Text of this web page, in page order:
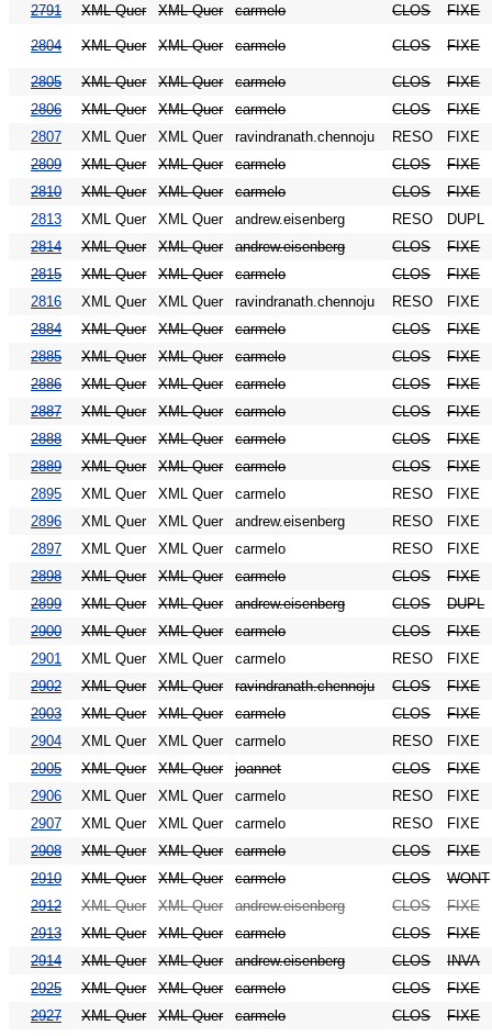
2791 XML Quer XML Quer carmelo CLOS FIXE
2804 XML Quer XML Quer carmelo CLOS FIXE
2805 XML Quer XML Quer carmelo CLOS
FIXE
2806
XML Quer XML Quer carmelo CLOS
FIXE
2807
XML Quer XML Quer ravindranath.chennoju RESO
FIXE
2809
XML Quer XML Quer carmelo CLOS
FIXE
2810
XML Quer XML Quer carmelo CLOS
FIXE
2813
XML Quer XML Quer andrew.eisenberg RESO
DUPL
2814
XML Quer XML Quer andrew.eisenberg CLOS
FIXE
2815
XML Quer XML Quer carmelo CLOS
FIXE
2816
XML Quer XML Quer ravindranath.chennoju RESO
FIXE
2884
XML Quer XML Quer carmelo CLOS
FIXE
2885
XML Quer XML Quer carmelo CLOS
FIXE
2886
XML Quer XML Quer carmelo CLOS
FIXE
2887
XML Quer XML Quer carmelo CLOS
FIXE
2888
XML Quer XML Quer carmelo CLOS
FIXE
2889
XML Quer XML Quer carmelo CLOS
FIXE
2895
XML Quer XML Quer carmelo RESO
FIXE
2896
XML Quer XML Quer andrew.eisenberg RESO
FIXE
2897
XML Quer XML Quer carmelo RESO
FIXE
2898
XML Quer XML Quer carmelo CLOS
FIXE
2899
XML Quer XML Quer andrew.eisenberg CLOS
DUPL
2900
XML Quer XML Quer carmelo CLOS
FIXE
2901
XML Quer XML Quer carmelo RESO
FIXE
2902
XML Quer XML Quer ravindranath.chennoju CLOS
FIXE
2903
XML Quer XML Quer carmelo CLOS
FIXE
2904
XML Quer XML Quer carmelo RESO
FIXE
2905
XML Quer XML Quer joannet CLOS
FIXE
2906
XML Quer XML Quer carmelo RESO
FIXE
2907
XML Quer XML Quer carmelo RESO
FIXE
2908
XML Quer XML Quer carmelo CLOS
FIXE
2910
XML Quer XML Quer carmelo CLOS
WONT
2912
XML Quer XML Quer andrew.eisenberg CLOS
FIXE
2913
XML Quer XML Quer carmelo CLOS
FIXE
2914
XML Quer XML Quer andrew.eisenberg CLOS
INVA
2925
XML Quer XML Quer carmelo CLOS
FIXE
2927
XML Quer XML Quer carmelo CLOS
FIXE